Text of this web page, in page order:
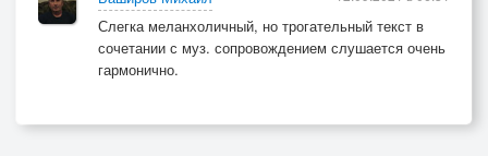
Слегка меланхоличный, но трогательный текст в
сочетании с муз. сопровождением слушается очень
гармонично.